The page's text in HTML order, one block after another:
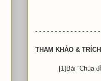
- - - - - - - - - - - - - - - -
THAM KHẢO &
[1]Bài “Chúa đồng